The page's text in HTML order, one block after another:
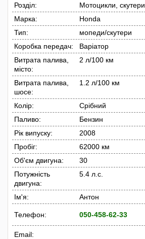
Розділ:
Мотоцикли, скутери
Марка:
Honda
Тип:
мопеди/скутери
Коробка передач:
Варіатор
Витрата палива,
місто:
2 л/100 км
Витрата палива,
шосе:
1.2 л/100 км
Колір:
Срібний
Паливо:
Бензин
Рік випуску:
2008
Пробіг:
62000 км
Об'єм двигуна:
30
Потужність
двигуна:
5.4 л.с.
Ім'я: Антон
Телефон: 050-458-62-33
Email: